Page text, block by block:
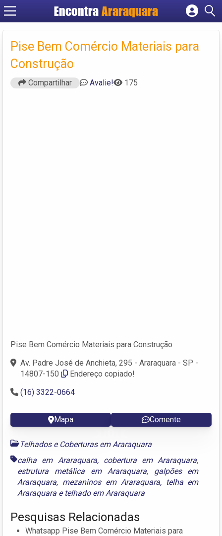
EncontraAraraquara
Cadastrar empresa
Criar conta
Pise Bem Comércio Materiais para
Construção
Compartilhar Avalie! 175
Pise Bem Comércio Materiais para Construção
Av. Padre José de Anchieta, 295 - Araraquara - SP -
14807-150
Endereço copiado!
(16) 3322-0664
Mapa Comente
Telhados e Coberturas em Araraquara
calha em Araraquara, cobertura em Araraquara,
estrutura metálica em Araraquara, galpões em
Araraquara, mezaninos em Araraquara, telha em
Araraquara e telhado em Araraquara
Pesquisas Relacionadas
Whatsapp Pise Bem Comércio Materiais para